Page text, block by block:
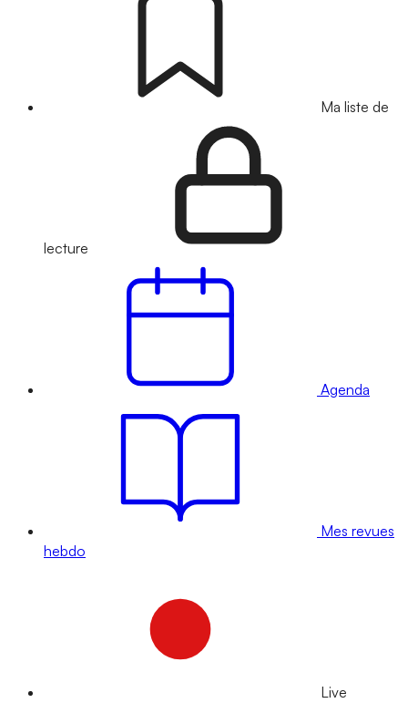
Ma liste de
lecture
Agenda
Mes revues
hebdo
Live